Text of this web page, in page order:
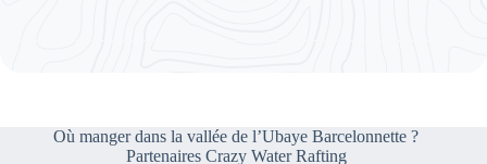
Où manger dans la vallée de l’Ubaye Barcelonnette ?
Partenaires Crazy Water Rafting